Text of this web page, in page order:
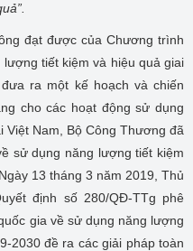
đạt được của Chương trình
tiết kiệm và hiệu quả giai
ra một kế hoạch và chiến
cho các hoạt động sử dụng
Việt Nam, Bộ Công Thương đã
sử dụng năng lượng tiết kiệm
13 tháng 3 năm 2019, Thủ
định số 280/QĐ-TTg phê
gia về sử dụng năng lượng
2030 đề ra các giải pháp toàn